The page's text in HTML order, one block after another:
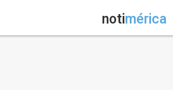
notimérica